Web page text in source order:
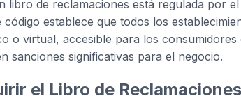
libro de reclamaciones está regulada por el
código establece que todos los
o virtual, accesible para los
sanciones significativas para el negocio.
el Libro de Reclamaciones